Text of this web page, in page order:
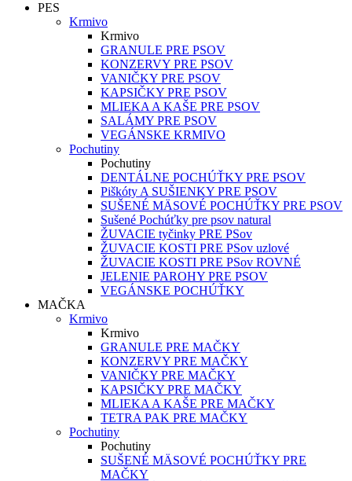
PES
Krmivo
Krmivo
GRANULE PRE PSOV
KONZERVY PRE PSOV
VANIČKY PRE PSOV
KAPSIČKY PRE PSOV
MLIEKA A KAŠE PRE PSOV
SALÁMY PRE PSOV
VEGÁNSKE KRMIVO
Pochutiny
Pochutiny
DENTÁLNE POCHÚŤKY PRE PSOV
Piškóty A SUŠIENKY PRE PSOV
SUŠENÉ MÄSOVÉ POCHÚŤKY PRE PSOV
Sušené Pochúťky pre psov natural
ŽUVACIE tyčinky PRE PSov
ŽUVACIE KOSTI PRE PSov uzlové
ŽUVACIE KOSTI PRE PSov ROVNÉ
JELENIE PAROHY PRE PSOV
VEGÁNSKE POCHÚŤKY
MAČKA
Krmivo
Krmivo
GRANULE PRE MAČKY
KONZERVY PRE MAČKY
VANIČKY PRE MAČKY
KAPSIČKY PRE MAČKY
MLIEKA A KAŠE PRE MAČKY
TETRA PAK PRE MAČKY
Pochutiny
Pochutiny
SUŠENÉ MÄSOVÉ POCHÚŤKY PRE
MAČKY